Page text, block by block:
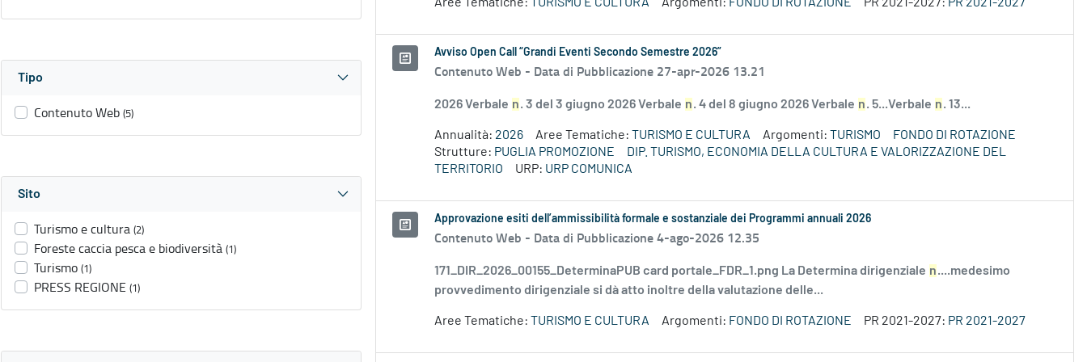
Tipo
Contenuto Web (5)
Sito
Turismo e cultura (2)
Foreste caccia pesca e biodiversità (1)
Turismo (1)
PRESS REGIONE (1)
Aree Tematiche: TURISMO E CULTURA Argomenti: FONDO DI ROTAZIONE PR 2021-2027: PR 2021-2027
Avviso Open Call “Grandi Eventi Secondo Semestre 2026”
Contenuto Web - Data di Pubblicazione 27-apr-2026 13.21
2026 Verbale n. 3 del 3 giugno 2026 Verbale n. 4 del 8 giugno 2026 Verbale n. 5...Verbale n. 13...
Annualità: 2026 Aree Tematiche: TURISMO E CULTURA Argomenti: TURISMO
FONDO DI ROTAZIONE
Strutture: PUGLIA PROMOZIONE
DIP. TURISMO, ECONOMIA DELLA CULTURA E VALORIZZAZIONE DEL
TERRITORIO
URP: URP COMUNICA
Approvazione esiti dell’ammissibilità formale e sostanziale dei Programmi annuali 2026
Contenuto Web - Data di Pubblicazione 4-ago-2026 12.35
171_DIR_2026_00155_DeterminaPUB card portale_FDR_1.png La Determina dirigenziale n....medesimo
provvedimento dirigenziale si dà atto inoltre della valutazione delle...
Aree Tematiche: TURISMO E CULTURA Argomenti: FONDO DI ROTAZIONE PR 2021-2027: PR 2021-2027